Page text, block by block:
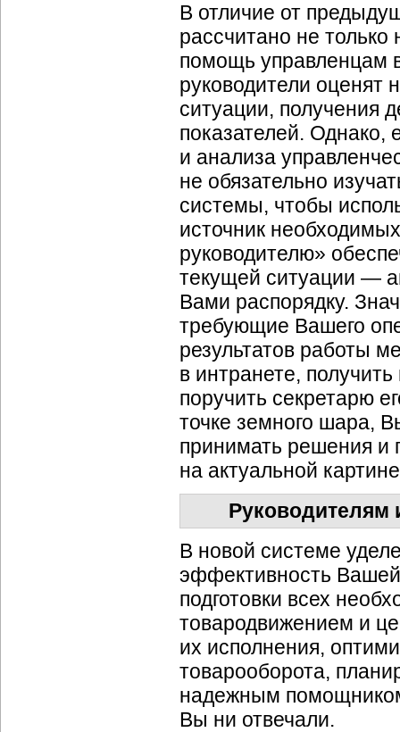
В отличие от
рассчитано не
помощь управленцам
руководители оценят
ситуации, получения
показателей. Однако,
и анализа
не обязательно
системы, чтобы
источник
руководителю»
текущей ситуации —
Вами распорядку.
требующие Вашего
результатов работы
в интранете,
поручить секретарю
точке земного шара,
принимать решения и
на актуальной
Руководителям
В новой системе
эффективность
подготовки всех
товародвижением и
их исполнения,
товарооборота,
надежным
Вы ни отвечали.